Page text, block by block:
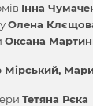
Інна
Олена
Оксана
Мірський
Тетяна Рєка